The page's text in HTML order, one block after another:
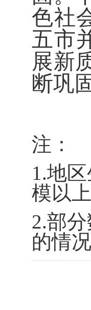
色社
五市
展新
断巩
注：
1.地
模以
2.部
的情况